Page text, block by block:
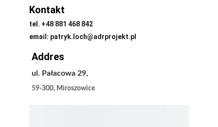
Addres
ul. Pałacowa 29,
59-300, Miroszowice
Kontakt
tel. +48 881 468 842
email: patryk.loch@adrprojekt.pl